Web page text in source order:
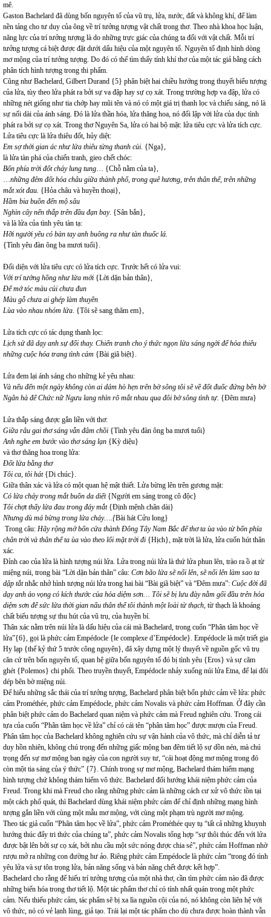
mê.
Gaston Bachelard đã dùng bốn nguyên tố của vũ trụ, lửa, nước, đất và không khí, để làm
nền tảng cho tư duy của ông về trí tưởng tượng vật chất trong thơ. Theo nhà khoa học luận,
năng lực của trí tưởng tượng là do những trực giác của chúng ta đối với vật chất. Mỗi trí
tưởng tượng cá biệt được đặt dưới dấu hiệu của một nguyên tố. Nguyên tố định hình dòng
mơ mộng của trí tưởng tượng. Do đó có thể tìm thấy tính khí thơ của một tác giả bằng cách
phân tích hình tượng trong thi phẩm.
Cũng như Bachelard, Gilbert Durand {5} phân biệt hai chiều hướng trong thuyết biểu tượng
của lửa, tùy theo lửa phát ra bởi sự va đập hay sự cọ xát. Trong trường hợp va đập, lửa có
những nét giống như tia chớp hay mũi tên và nó có một giá trị thanh lọc và chiếu sáng, nó là
sự nối dài của ánh sáng. Đó là lửa thần hóa, lửa thăng hoa, nó đối lập với lửa của dục tình
phát ra bởi sự cọ xát. Trong thơ Nguyên Sa, lửa có hai bộ mặt: lửa tiêu cực và lửa tích cực.
Lửa tiêu cực là lửa thiêu đốt, hủy diệt:
Em sợ thời gian ác như lửa thiêu từng thanh củi. {Nga},
là lửa tàn phá của chiến tranh, gieo chết chóc:
Bốn phía trời đốt cháy lung tung… {Chỗ nằm của ta},
…những đêm đốt hỏa châu giữa thành phố, trong quê hương, trên thân thể, trên những
mắt xót đau. {Hỏa châu và huyền thoại},
Hầm bia buồn đến mộ sâu
Nghìn cây nến thắp trên đầu đạn bay. {Sân bắn},
và là lửa của tình yêu tàn tạ:
Hỡi người yêu có bàn tay anh buông ra như tàn thuốc lá.
{Tình yêu đàn ông ba mươi tuổi}.
Đối diện với lửa tiêu cực có lửa tích cực. Trước hết có lửa vui:
Với trí tưởng hồng như lửa mới {Lời dặn bản thân},
Để mớ tóc màu củi chưa đun
Màu gỗ chưa ai ghép làm thuyền
Lùa vào nhau nhóm lửa. {Tôi sẽ sang thăm em},
Lửa tích cực có tác dụng thanh lọc:
Lịch sử đã dạy anh sự đổi thay. Chiến tranh cho ý thức ngọn lửa sáng ngời để hỏa thiêu
những cuộc hóa trang tình cảm {Bài giã biệt}.
Lửa đem lại ánh sáng cho những kẻ yêu nhau:
Và nếu đến một ngày không còn ai dám hò hẹn trên bờ sông tôi sẽ về đốt đuốc đứng bên bờ
Ngân hà để Chức nữ Ngưu lang nhìn rõ mắt nhau qua đôi bờ sông tình tự. {Đêm mưa}
Lửa thắp sáng được gắn liền với thơ:
Giữa râu gai thơ sáng vẫn đâm chồi {Tình yêu đàn ông ba mươi tuổi}
Anh nghe em bước vào thơ sáng lạn {Kỳ diệu}
và thơ thăng hoa trong lửa:
Đốt lửa bằng thơ
Tôi ca, tôi hát{Di chúc}.
Giữa thân xác và lửa có một quan hệ mật thiết. Lửa bừng lên trên gương mặt:
Có lửa cháy trong mắt buồn da diết{Người em sáng trong cô độc}
Tôi chợt thấy lửa đau trong đáy mắt{Định mệnh chân dài}
Nhưng dù má bừng trong lửa cháy….{Bài hát Cửu long}
Trong câu: Hãy rộng mở bốn cửa thành Đông Tây Nam Bắc để thơ ta ùa vào từ bốn phía
chân trời và thân thể ta ùa vào theo lối mặt trời đi {Hịch}, mặt trời là lửa, lửa cuốn hút thân
xác.
Đỉnh cao của lửa là hình tượng núi lửa. Lửa trong núi lửa là thứ lửa phun lên, trào ra ồ ạt từ
miệng núi, trong bài “Lời dặn bản thân” câu: Cơn bão lửa sẽ nổi lên, sẽ nổi lên làm sao ta
dập tắtnhắc nhở hình tượng núi lửa trong hai bài “Bài giã biệt” và “Đêm mưa”: Cuộc đời đã
dạy anh ảo vọng có kích thước của hỏa diệm sơn… Tôi sẽ bị lưu đày nằm gối đầu trên hỏa
diệm sơn để sức lửa thời gian nấu thân thể tôi thành một loài từ thạch, từ thạch là khoáng
chất biểu tượng sự thu hút của vũ trụ, của huyền bí.
Thân xác nằm trên núi lửa là dấu hiệu của cái mà Bachelard, trong cuốn “Phân tâm học về
lửa”{6}, gọi là phức cảm Empédocle {le complexe d’Empédocle}. Empédocle là một triết gia
Hy lạp {thế kỷ thứ 5 trước công nguyên}, đã xây dựng một lý thuyết về nguồn gốc vũ trụ
căn cứ trên bốn nguyên tố, quan hệ giữa bốn nguyên tố đó bị tình yêu {Eros} và sự căm
ghét {Polemos} chi phối. Theo truyền thuyết, Empédocle nhảy xuống núi lửa Etna, để lại đôi
dép bên bờ miệng núi.
Để hiểu những sắc thái của trí tưởng tượng, Bachelard phân biệt bốn phức cảm về lửa: phức
cảm Prométhée, phức cảm Empédocle, phức cảm Novalis và phức cảm Hoffman. Ở đây cần
phân biệt phức cảm do Bachelard quan niệm và phức cảm mà Freud nghiên cứu. Trong cái
tựa của cuốn “Phân tâm học về lửa” chỉ có cái tên “phân tâm học” được mượn của Freud.
Phân tâm học của Bachelard không nghiên cứu sự vận hành của vô thức, mà chỉ diễn tả tư
duy hồn nhiên, không chú trọng đến những giấc mộng ban đêm tiết lộ sự dồn nén, mà chú
trọng đến sự mơ mộng ban ngày của con người suy tư, “cái hoạt động mơ mộng trong đó
còn một tia sáng của ý thức” {7}. Chính trong sự mơ mộng, Bachelard thám hiểm mạng
hình tượng chứ không thám hiểm vô thức. Bachelard đổi hướng khái niệm phức cảm của
Freud. Trong khi mà Freud cho rằng những phức cảm là những cách cư xử vô thức tồn tại
một cách phổ quát, thì Bachelard dùng khái niệm phức cảm để chỉ định những mạng hình
tượng gắn liền với cùng một mẫu mơ mộng, với cùng một phạm trù người mơ mộng.
Theo tác giả cuốn “Phân tâm học về lửa”, phức cảm Prométhée quy tụ “tất cả những khuynh
hướng thúc đẩy tri thức của chúng ta”, phức cảm Novalis tổng hợp “sự thôi thúc đến với lửa
được bật lên bởi sự cọ xát, bởi nhu cầu một sức nóng được chia sẻ”, phức cảm Hoffman nhờ
rượu mở ra những con đường hư ảo. Riêng phức cảm Empédocle là phức cảm “trong đó tình
yêu lửa và sự tôn trọng lửa, bản năng sống và bản năng chết được kết hợp”.
Bachelard cho rằng để hiểu trí tưởng tượng của một nhà thơ, cần tìm phức cảm nào đã được
những biến hóa trong thơ tiết lộ. Một tác phẩm thơ chỉ có tính nhất quán trong một phức
cảm. Nếu thiếu phức cảm, tác phẩm sẽ bị xa lìa nguồn cội của nó, nó không còn liên hệ với
vô thức, nó có vẻ lạnh lùng, giả tạo. Trái lại một tác phẩm cho dù chưa được hoàn thành vẫn